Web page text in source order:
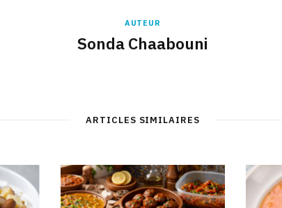
AUTEUR
Sonda Chaabouni
ARTICLES SIMILAIRES